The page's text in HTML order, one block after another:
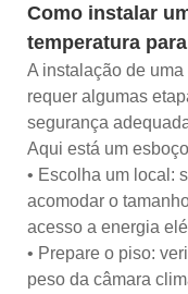
Como instalar
temperatura
A instalação de
requer algumas
segurança
Aqui está um
• Escolha um local:
acomodar o
acesso a energia
• Prepare o piso:
peso da câmara